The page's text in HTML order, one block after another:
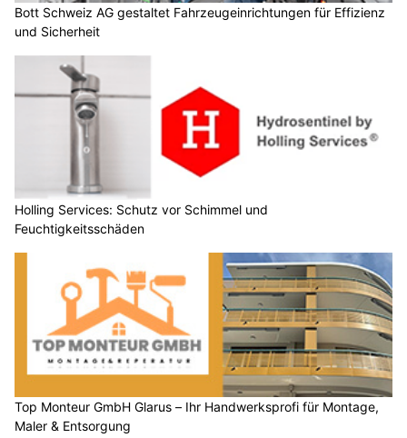
Bott Schweiz AG gestaltet Fahrzeugeinrichtungen für Effizienz
und Sicherheit
Holling Services: Schutz vor Schimmel und
Feuchtigkeitsschäden
Top Monteur GmbH Glarus – Ihr Handwerksprofi für Montage,
Maler & Entsorgung